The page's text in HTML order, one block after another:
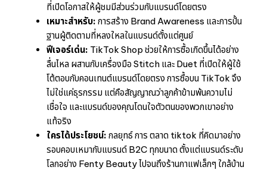
ที่เปิดโอกาสให้ผู้ชมมีส่วนร่วมกับแบรนด์โดยตรง
เหมาะสำหรับ: การสร้าง Brand Awareness และการปั้น
ฐานผู้ติดตามที่หลงใหลในแบรนด์ตั้งแต่ศูนย์
ฟีเจอร์เด่น: TikTok Shop ช่วยให้การซื้อเกิดขึ้นได้อย่าง
ลื่นไหล ผสานกับเครื่องมือ Stitch และ Duet ที่เปิดให้ผู้ใช้
โต้ตอบกับคอนเทนต์แบรนด์โดยตรง การซื้อบน TikTok จึง
ไม่ใช่แค่ธุรกรรม แต่คือสัญญาณว่าลูกค้าข้ามพ้นความไม่
เชื่อใจ และแบรนด์ของคุณโดนใจตัวตนของพวกเขาอย่าง
แท้จริง
ใครได้ประโยชน์: กลยุทธ์ การ ตลาด tiktok ที่คิดมาอย่าง
รอบคอบเหมากับแบรนด์ B2C ทุกขนาด ตั้งแต่แบรนด์ระดับ
โลกอย่าง Fenty Beauty ไปจนถึงร้านกาแฟเล็กๆ ใกล้บ้าน